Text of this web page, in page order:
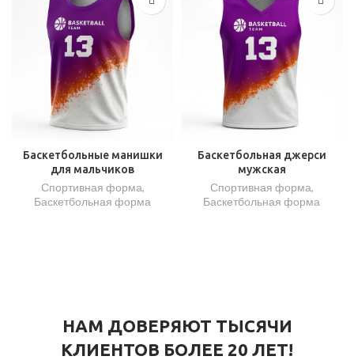
Баскетбольные манишки
для мальчиков
Спортивная форма,
Баскетбольная форма
Баскетбольная джерси
мужская
Спортивная форма,
Баскетбольная форма
НАМ ДОВЕРЯЮТ ТЫСЯЧИ
КЛИЕНТОВ БОЛЕЕ 20 ЛЕТ!